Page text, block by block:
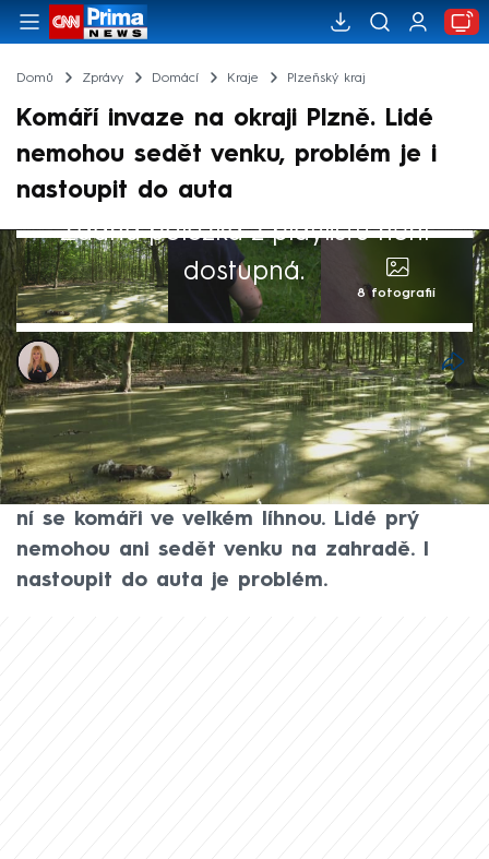
Domů Zprávy Domácí Kraje Plzeňský kraj
Komáří invaze na okraji Plzně. Lidé
nemohou sedět venku, problém je i
nastoupit do auta
Žádná položka z playlistu není
dostupná.
8 fotografií
Pavlína Polatová
24. čvn 2024, 13:21
Invazi komárů zažívají obyvatelé Nové
Hospody v Plzni, kteří bydlí u lesa. Po
vydatných deštích tam stojí laguny vody a v
ní se komáři ve velkém líhnou. Lidé prý
nemohou ani sedět venku na zahradě. I
nastoupit do auta je problém.